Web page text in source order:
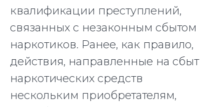
квалификации преступлений,
связанных с незаконным сбытом
наркотиков. Ранее, как правило,
действия, направленные на сбыт
наркотических средств
нескольким приобретателям,